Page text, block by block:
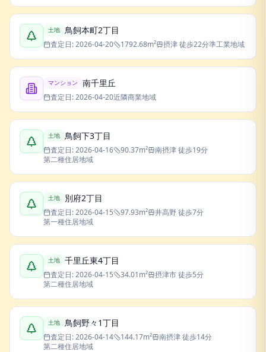
土地 鳥飼本町2丁目
査定日:2026-04-20 1792.68m² 摂津徒歩22分準工業地域
マンション 南千里丘
査定日:2026-04-20近隣商業地域
土地 鳥飼下3丁目
査定日:2026-04-16 90.37m² 南摂津徒歩19分
第二種住居地域
土地 別府2丁目
査定日:2026-04-15 97.93m² 井高野徒歩7分
第一種住居地域
土地 千里丘東4丁目
査定日:2026-04-15 34.01m² 摂津市徒歩5分
第二種住居地域
土地 鳥飼野々1丁目
査定日:2026-04-14 144.17m² 南摂津徒歩14分
第二種住居地域